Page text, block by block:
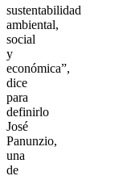
sustentabilidad
ambiental,
social
y
económica”,
dice
para
definirlo
José
Panunzio,
una
de